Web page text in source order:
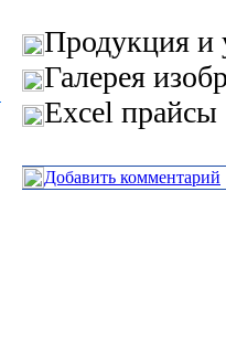
Продукция и
Галерея
Excel
Добавить комментарий